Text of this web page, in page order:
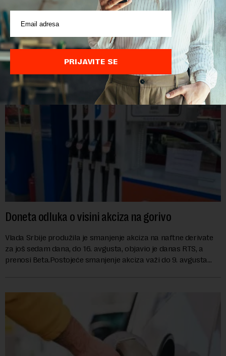
personom non grata
Ministarstvo unutrašnjih poslova Kosova proglasilo je
direktora Telekoma Srbije Vladimira Lučića nepoželjnom
osobom i trajno mu zabranilo ulazak, tranzit i boravak na
Kosovu, navodeći kao razlog njegove javn...
Doneta odluka o visini akciza na gorivo
Vlada Srbije produžila je smanjenje akciza na naftne derivate
za još sedam dana, do 16. avgusta, objavio je danas RTS, a
prenosi Beta.Postojeće smanjenje akciza važi do 9. avgusta
PRIJAVITE SE